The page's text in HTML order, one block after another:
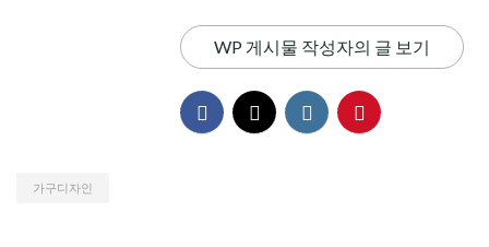
WP 게시물 작성자의 글 보기
가구디자인